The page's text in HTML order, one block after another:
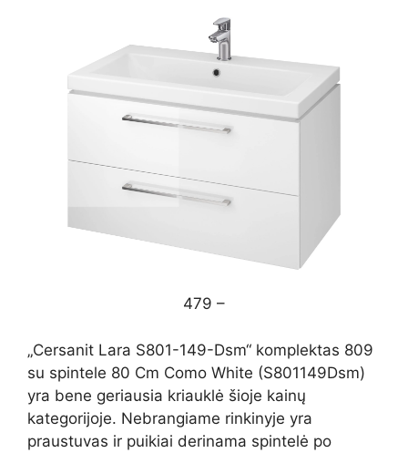
479 –
„Cersanit Lara S801-149-Dsm“ komplektas 809
su spintele 80 Cm Como White (S801149Dsm)
yra bene geriausia kriauklė šioje kainų
kategorijoje. Nebrangiame rinkinyje yra
praustuvas ir puikiai derinama spintelė po